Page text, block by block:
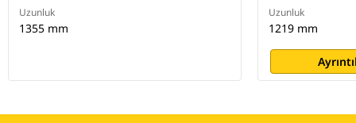
Uzunluk
1355 mm
Uzunluk
1219 mm